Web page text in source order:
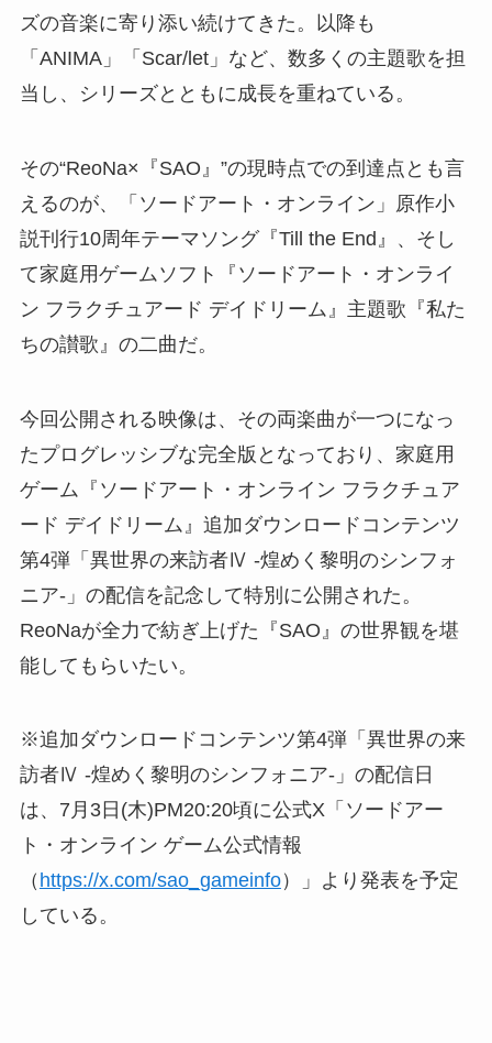
ズの音楽に寄り添い続けてきた。以降も
「ANIMA」「Scar/let」など、数多くの主題歌を担
当し、シリーズとともに成長を重ねている。
その“ReoNa×『SAO』”の現時点での到達点とも言
えるのが、「ソードアート・オンライン」原作小
説刊行10周年テーマソング『Till the End』、そし
て家庭用ゲームソフト『ソードアート・オンライ
ン フラクチュアード デイドリーム』主題歌『私た
ちの讃歌』の二曲だ。
今回公開される映像は、その両楽曲が一つになっ
たプログレッシブな完全版となっており、家庭用
ゲーム『ソードアート・オンライン フラクチュア
ード デイドリーム』追加ダウンロードコンテンツ
第4弾「異世界の来訪者Ⅳ -煌めく黎明のシンフォ
ニア-」の配信を記念して特別に公開された。
ReoNaが全力で紡ぎ上げた『SAO』の世界観を堪
能してもらいたい。
※追加ダウンロードコンテンツ第4弾「異世界の来
訪者Ⅳ -煌めく黎明のシンフォニア-」の配信日
は、7月3日(木)PM20:20頃に公式X「ソードアー
ト・オンライン ゲーム公式情報
（ https://x.com/sao_gameinfo）」より発表を予定
している。